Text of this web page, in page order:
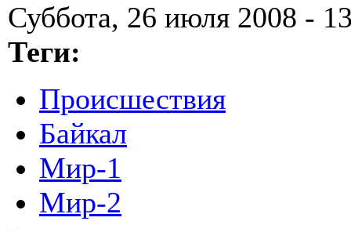
Суббота, 26 июля 2008 -
Теги:
Происшествия
Байкал
Мир-1
Мир-2